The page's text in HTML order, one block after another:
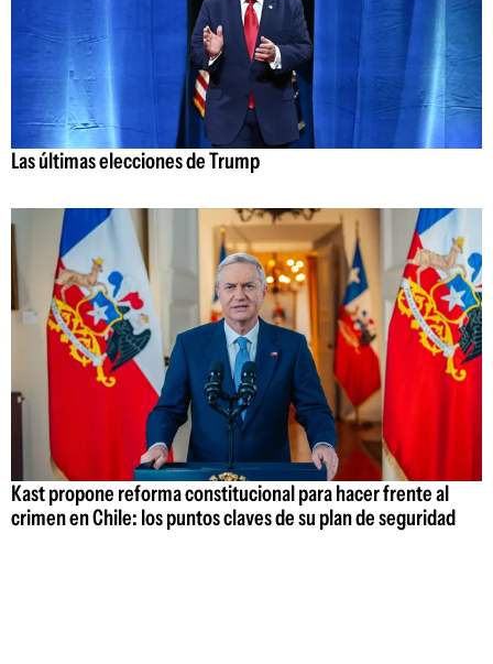
Las últimas elecciones de Trump
Kast propone reforma constitucional para hacer frente al
crimen en Chile: los puntos claves de su plan de seguridad